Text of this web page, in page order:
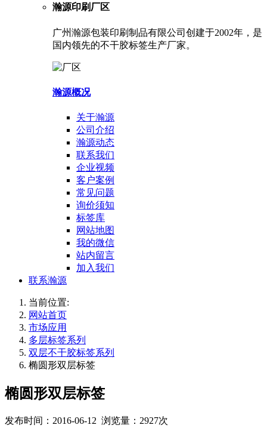
瀚源印刷厂区
广州瀚源包装印刷制品有限公司创建于2002年，是
国内领先的不干胶标签生产厂家。
瀚源概况
关于瀚源
公司介绍
瀚源动态
联系我们
企业视频
客户案例
常见问题
询价须知
标签库
网站地图
我的微信
站内留言
加入我们
联系瀚源
当前位置:
网站首页
市场应用
多层标签系列
双层不干胶标签系列
椭圆形双层标签
椭圆形双层标签
发布时间：2016-06-12 浏览量：2927次